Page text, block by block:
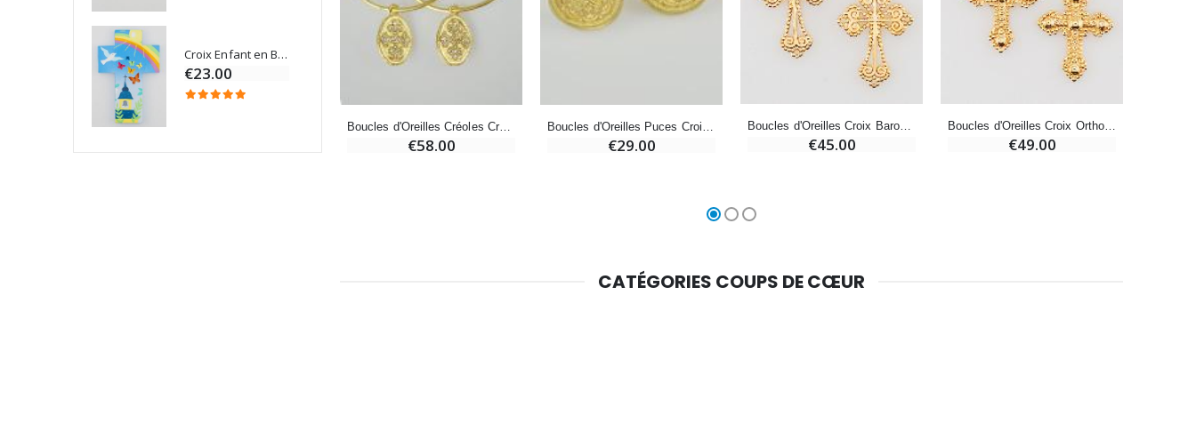
Croix Enfant en Bois Eglise Papillons et Arc-en-ciel 15 cm
€23.00 €4.90 €4.90
Boucles d'Oreilles Créoles Croix de Diamants & Plaqué Or
€58.00 €29.00
Boucles d'Oreilles Croix Baroque en Plaqué Or - 34mm
€45.00
Boucles d'Oreilles Croix Orthodoxe en Plaqué Or - 34mm
€49.00
CATÉGORIES COUPS DE CŒUR